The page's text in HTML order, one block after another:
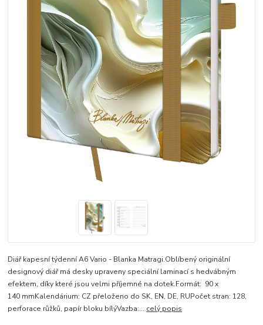
Diář kapesní týdenní A6 Vario - Blanka Matragi.Oblíbený originální
designový diář má desky upraveny speciální laminací s hedvábným
efektem, díky které jsou velmi příjemné na dotek.Formát: 90 x
140 mmKalendárium: CZ přeloženo do SK, EN, DE, RUPočet stran: 128,
perforace růžků, papír bloku bílýVazba:... celý popis